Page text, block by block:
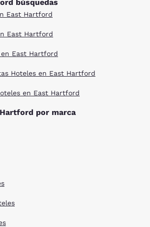
búsquedas
East Hartford
East Hartford
East Hartford
Hoteles en East Hartford
en East Hartford
por marca